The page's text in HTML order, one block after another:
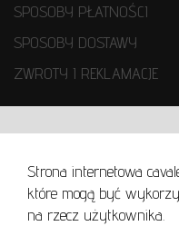
Strona internetowa
które mogą być
na rzecz użytkownika.
SPOSOBY PŁATNOŚCI
SPOSOBY DOSTAWY
ZWROTY I REKLAMACJE
REGULAMIN
REGULAMIN AUKCJI